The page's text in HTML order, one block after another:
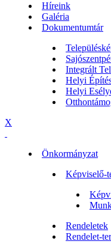
Híreink
Galéria
Dokumentumtár
Integrált
Helyi
Helyi
X
Önkormányzat
Képviselő-
Rendeletek
Rendelet-